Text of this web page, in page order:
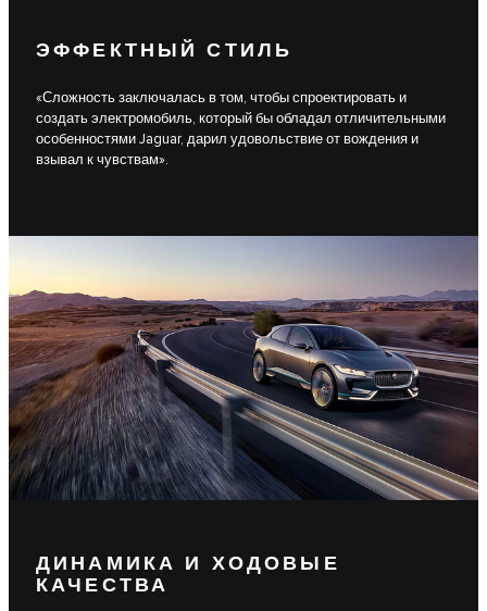
ЭФФЕКТНЫЙ СТИЛЬ
«Сложность заключалась в том, чтобы спроектировать и
создать электромобиль, который бы обладал отличительными
особенностями Jaguar, дарил удовольствие от вождения и
взывал к чувствам».
ДИНАМИКА И ХОДОВЫЕ
КАЧЕСТВА